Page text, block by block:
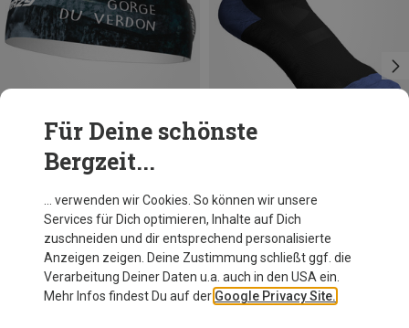
Du sparst 32%
Crazy
Carbon Socken
22,45 €
Für Deine schönste
Bergzeit...
… verwenden wir Cookies. So können wir unsere
Services für Dich optimieren, Inhalte auf Dich
zuschneiden und dir entsprechend personalisierte
Anzeigen zeigen. Deine Zustimmung schließt ggf. die
Verarbeitung Deiner Daten u.a. auch in den USA ein.
Mehr Infos findest Du auf der Google Privacy Site.